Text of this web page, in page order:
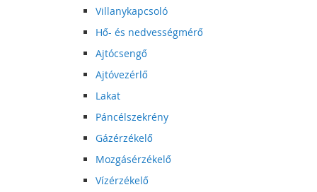
Villanykapcsoló
Hő- és nedvességmérő
Ajtócsengő
Ajtóvezérlő
Lakat
Páncélszekrény
Gázérzékelő
Mozgásérzékelő
Vízérzékelő